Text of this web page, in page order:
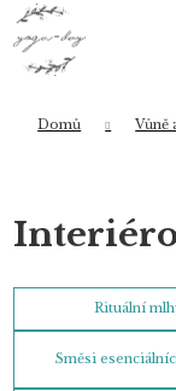
Přejít
obsah
Domů Vůně
Rituální
Směsi
K
o
Zpět
Zpět